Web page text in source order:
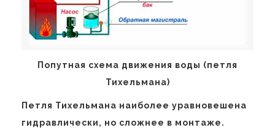
Попутная схема движения воды (петля
Тихельмана)
Петля Тихельмана наиболее уравновешена
гидравлически, но сложнее в монтаже.